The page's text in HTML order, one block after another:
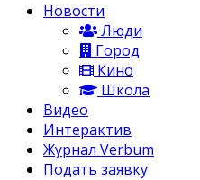
Новости
Люди
Город
Кино
Школа
Видео
Интерактив
Журнал Verbum
Подать заявку